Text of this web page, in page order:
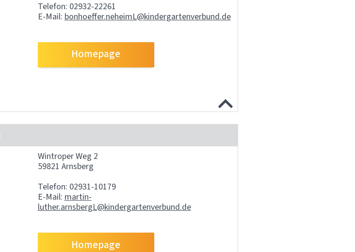
Telefon: 02932-22261
E-Mail: bonhoeffer.neheimL@kindergartenverbund.de
Homepage
Wintroper Weg 2
59821 Arnsberg
Telefon: 02931-10179
E-Mail: martin-
luther.arnsbergL@kindergartenverbund.de
Homepage